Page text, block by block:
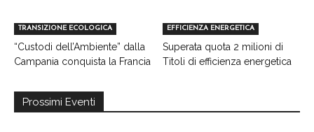
TRANSIZIONE ECOLOGICA
“Custodi dell’Ambiente” dalla
Campania conquista la Francia
EFFICIENZA ENERGETICA
Superata quota 2 milioni di
Titoli di efficienza energetica
Prossimi Eventi